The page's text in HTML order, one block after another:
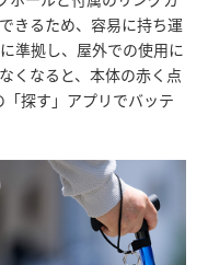
きるため、容易に持ち運
準拠し、屋外での使用に
くなると、本体の赤く点
探す」アプリでバッテ